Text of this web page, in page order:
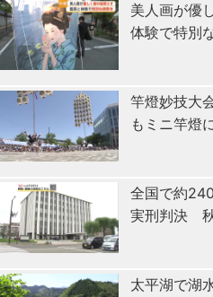
美人画が優
体験で特別
竿燈妙技大
もミニ竿燈
全国で約
実刑判決
太平湖で湖